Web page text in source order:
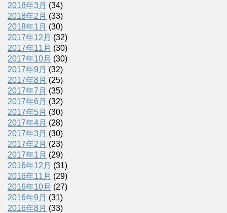
2018年3月 (34)
2018年2月 (33)
2018年1月 (30)
2017年12月 (32)
2017年11月 (30)
2017年10月 (30)
2017年9月 (32)
2017年8月 (25)
2017年7月 (35)
2017年6月 (32)
2017年5月 (30)
2017年4月 (28)
2017年3月 (30)
2017年2月 (23)
2017年1月 (29)
2016年12月 (31)
2016年11月 (29)
2016年10月 (27)
2016年9月 (31)
2016年8月 (33)